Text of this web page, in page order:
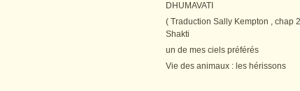
DHUMAVATI
( Traduction Sally Kempton , chap
Shakti
un de mes ciels préférés
Vie des animaux : les hérissons